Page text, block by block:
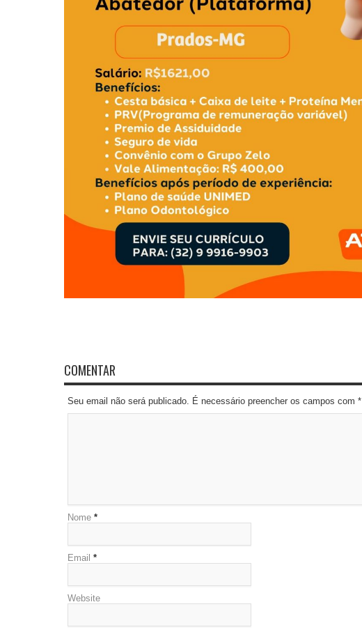
COMENTAR
Seu email não será publicado. É necessário preencher os campos com *
Nome *
Email *
Website